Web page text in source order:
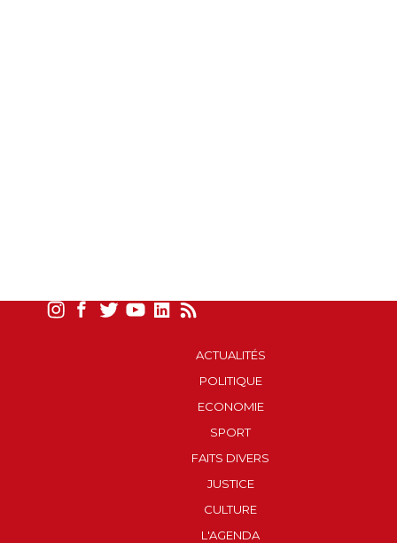
ACTUALITÉS
POLITIQUE
ECONOMIE
SPORT
FAITS DIVERS
JUSTICE
CULTURE
L'AGENDA